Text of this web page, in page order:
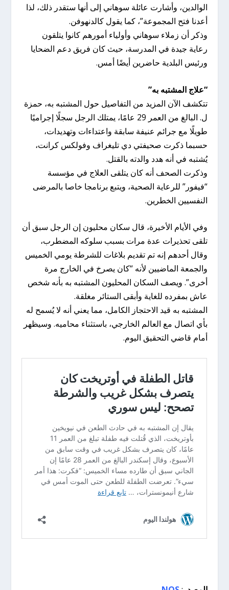
الوالدين، وأشارت عائلة سوهاني إلى أنها ستقدر ذلك، لذا
أعدنا فتح المجموعة”، كما يقول كالدنهوفن.
وذكر أن زملاء سوهاني وأولياء أمورهم كانوا يتلقون
رعاية جيدة في المدرسة، حيث كان فريق دعم الضحايا
ورئيس البلدية حاضرين أيضًا أمس.
“علاج المشتبه به”
تتكشف الآن المزيد من التفاصيل حول المشتبه به، حمزة
ل. البالغ من العمر 29 عامًا، يمتلك الرجل سجلًا إجراميًا
طويلًا مع جرائم عنيفة سابقة واعتداءات وتهديدات،
حسبما ذكرت صحيفتي دي تليغراف وفولكس كرانت،
يُشتبه في أنه هدد والدته بالقتل.
وذكرت الصحف أنه كان يتلقى العلاج في مؤسسة
“فيفور” للرعاية الصحية، ويتبع برنامجا خاصا بالمرضى
النفسيين الخطرين.
وفي الأيام الأخيرة، قال سكان محليون إن الرجل سبق أن
تلقى تحذيرات عدة مرات بسبب سلوكه المضطرب،
وقال أحدهم إنه تم تقديم بلاغات للشرطة يومي الخميس
والجمعة الماضيين لأنه “كان يصرخ في الخارج مرة
أخرى”. ويصف السكان المحليون المشتبه به بأنه شخص
عاش بمفرده للغاية وأبقى الستائر مغلقة.
المشتبه به قيد الاحتجاز الكامل، مما يعني أنه لا يُسمح له
بأي اتصال مع العالم الخارجي، باستثناء محاميه. وسيظهر
أمام قاضي التحقيق اليوم.